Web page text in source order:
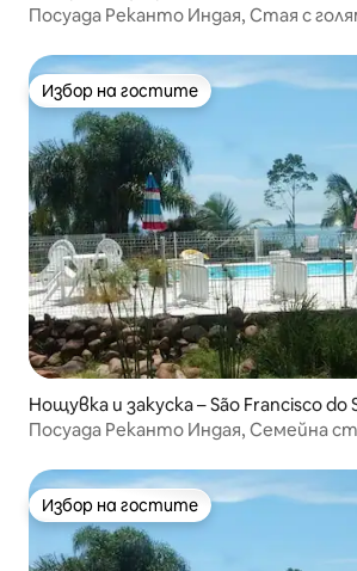
Посуада Реканто Индая, Стая с
Избор на гостите
Избор на гостите
Нощувка и закуска – São Francisco do
Посуада Реканто Индая, Семейна
Избор на гостите
Избор на гостите